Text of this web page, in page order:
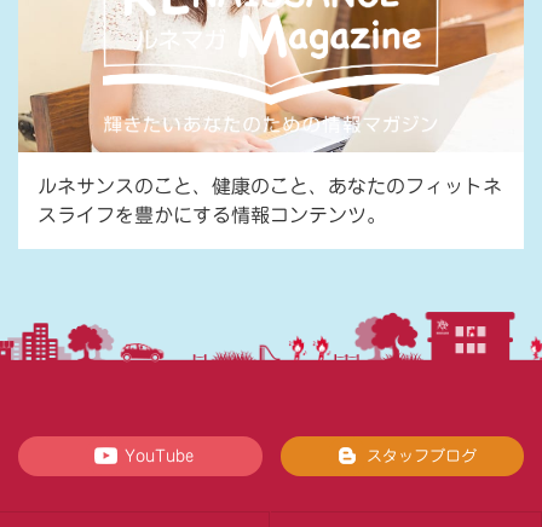
ルネサンスのこと、健康のこと、あなたのフィットネ
スライフを豊かにする情報コンテンツ。
YouTube スタッフブログ